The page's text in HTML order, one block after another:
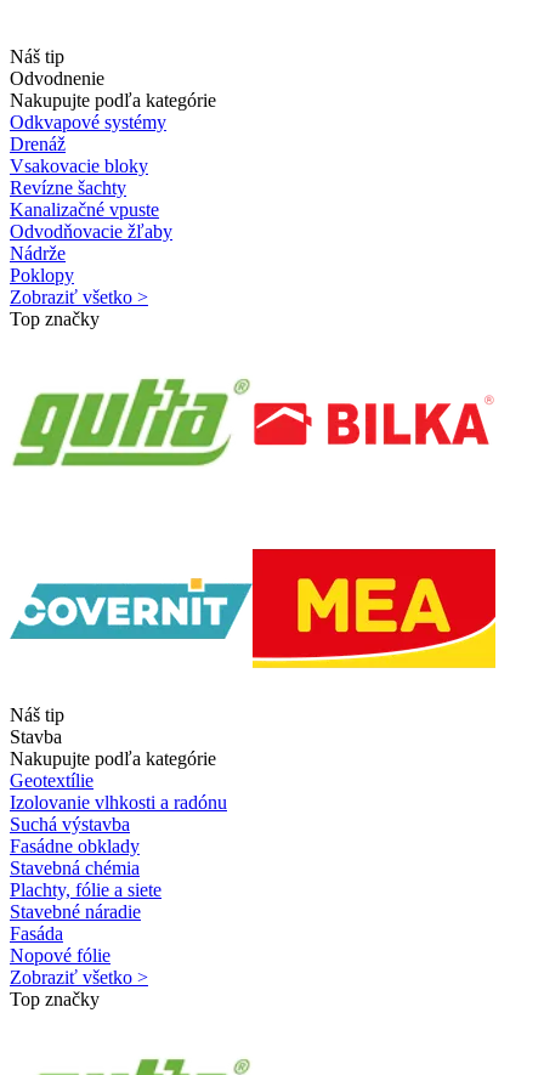
Náš tip
Odvodnenie
Nakupujte podľa kategórie
Odkvapové systémy
Drenáž
Vsakovacie bloky
Revízne šachty
Kanalizačné vpuste
Odvodňovacie žľaby
Nádrže
Poklopy
Zobraziť všetko >
Top značky
Náš tip
Stavba
Nakupujte podľa kategórie
Geotextílie
Izolovanie vlhkosti a radónu
Suchá výstavba
Fasádne obklady
Stavebná chémia
Plachty, fólie a siete
Stavebné náradie
Fasáda
Nopové fólie
Zobraziť všetko >
Top značky